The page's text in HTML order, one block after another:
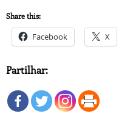
Share this:
Facebook X
Partilhar: